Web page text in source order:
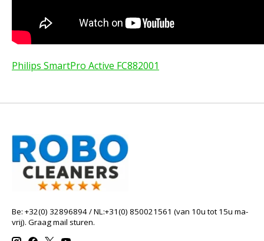
Philips SmartPro Active FC882001
Be: +32(0) 32896894 / NL:+31(0) 850021561 (van 10u tot 15u ma-
vrij). Graag mail sturen.